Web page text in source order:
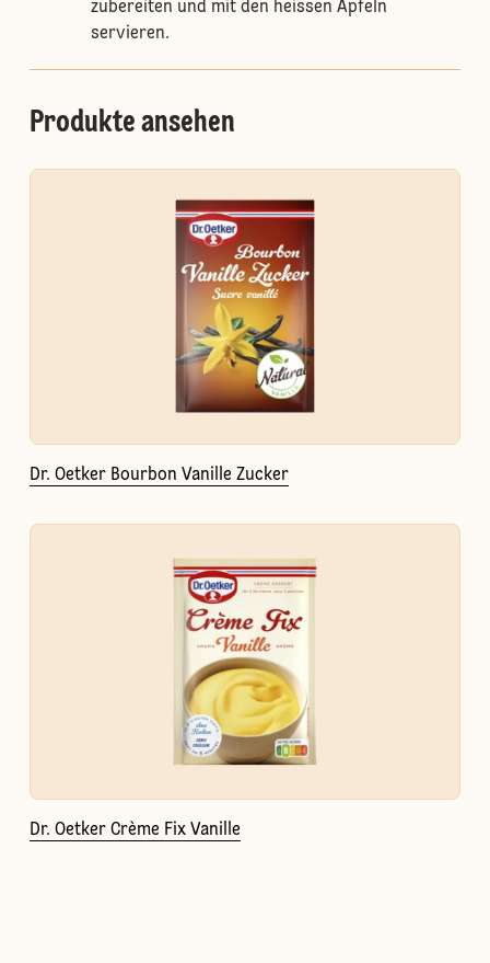
zubereiten und mit den heissen Äpfeln
servieren.
Produkte ansehen
Dr. Oetker Bourbon Vanille Zucker
Dr. Oetker Crème Fix Vanille